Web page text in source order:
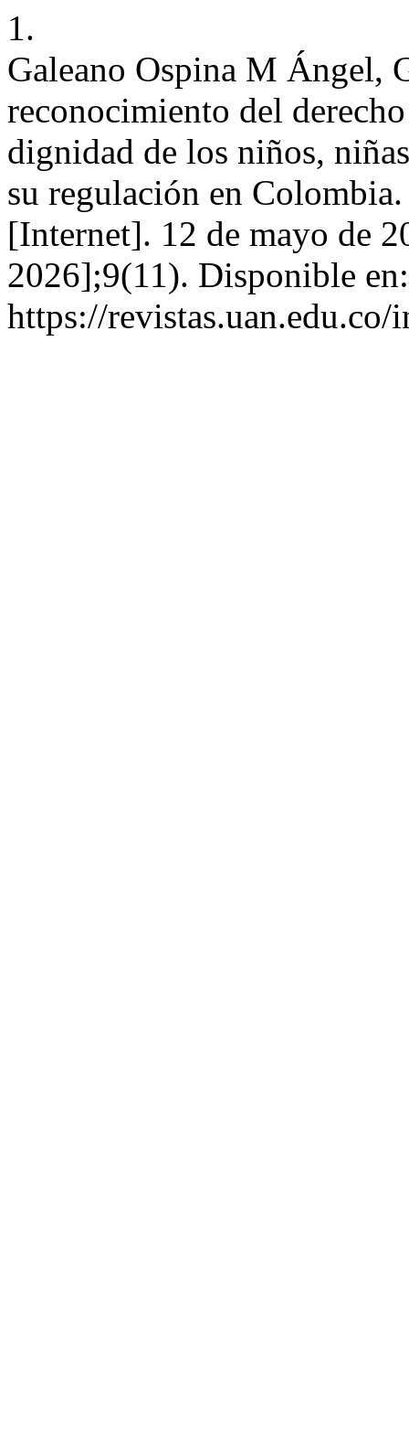
1.
Galeano Ospina M Ángel,
reconocimiento del
dignidad de los niños,
su regulación en
[Internet]. 12 de mayo de
2026];9(11). Disponible en:
https://